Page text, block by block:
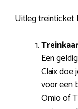
Uitleg treinticket
Een
Claix doe
voor een
Omio of